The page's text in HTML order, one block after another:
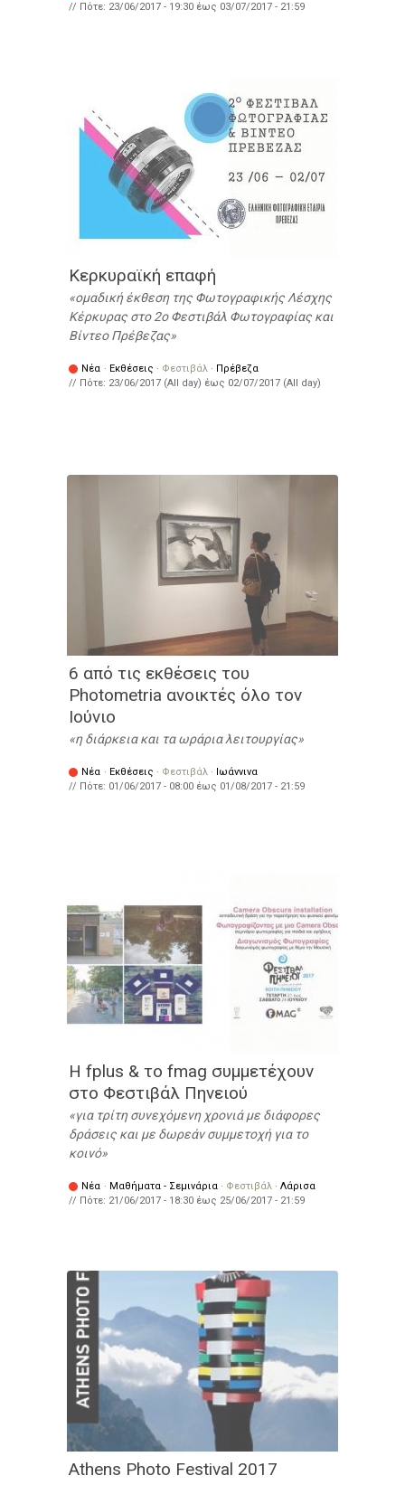
// Πότε: 23/06/2017 - 19:30 έως 03/07/2017 - 21:59
Κερκυραϊκή επαφή
ομαδική έκθεση της Φωτογραφικής Λέσχης
Κέρκυρας στο 2ο Φεστιβάλ Φωτογραφίας και
Βίντεο Πρέβεζας
Νέα · Εκθέσεις · Φεστιβάλ · Πρέβεζα
// Πότε: 23/06/2017 (All day) έως 02/07/2017 (All day)
6 από τις εκθέσεις του
Photometria ανοικτές όλο τον
Ιούνιο
η διάρκεια και τα ωράρια λειτουργίας
Νέα · Εκθέσεις · Φεστιβάλ ·
Ιωάννινα
// Πότε: 01/06/2017 - 08:00 έως 01/08/2017 - 21:59
Η fplus & το fmag συμμετέχουν
στο Φεστιβάλ Πηνειού
για τρίτη συνεχόμενη χρονιά με διάφορες
δράσεις και με δωρεάν συμμετοχή για το
κοινό
Νέα · Μαθήματα - Σεμινάρια · Φεστιβάλ · Λάρισα
// Πότε: 21/06/2017 - 18:30 έως 25/06/2017 - 21:59
Athens Photo Festival 2017